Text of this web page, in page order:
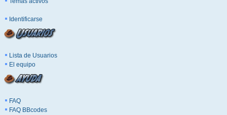
Identificarse
Lista de Usuarios
El equipo
FAQ
FAQ BBcodes